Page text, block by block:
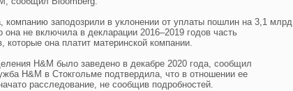
компанию заподозрили в уклонении от уплаты пошлин на 3,1 млрд
она не включила в декларации 2016–2019 годов часть
которые она платит материнской компании.
H&M было заведено в декабре 2020 года, сообщил
H&M в Стокгольме подтвердила, что в отношении ее
расследование, не сообщив подробностей.